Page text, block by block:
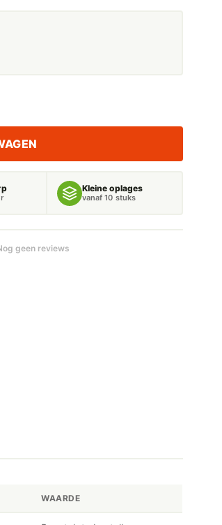
Kleine oplages
vanaf 10 stuks
geen reviews
WAARDE